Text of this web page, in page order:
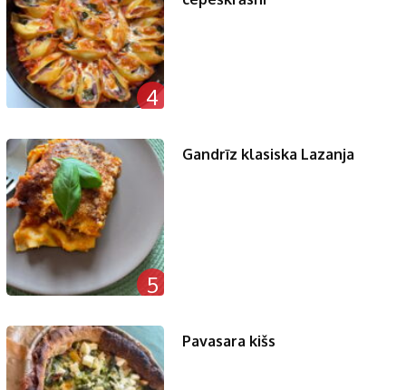
4
5
Gandrīz klasiska Lazanja
Pavasara kišs